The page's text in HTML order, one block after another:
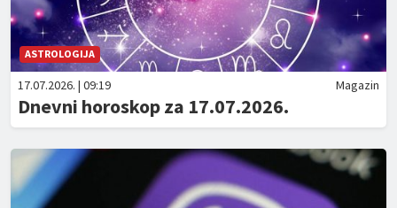
ASTROLOGIJA
17.07.2026. | 09:19 Magazin
Dnevni horoskop za 17.07.2026.